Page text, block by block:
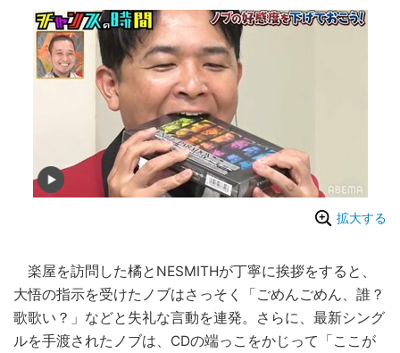
拡大する
楽屋を訪問した橘とNESMITHが丁寧に挨拶をすると、
大悟の指示を受けたノブはさっそく「ごめんごめん、誰？
歌歌い？」などと失礼な言動を連発。さらに、最新シング
ルを手渡されたノブは、CDの端っこをかじって「ここが